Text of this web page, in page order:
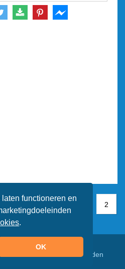
functioneren en
.
OK
2
- Alle rechten voorbehouden